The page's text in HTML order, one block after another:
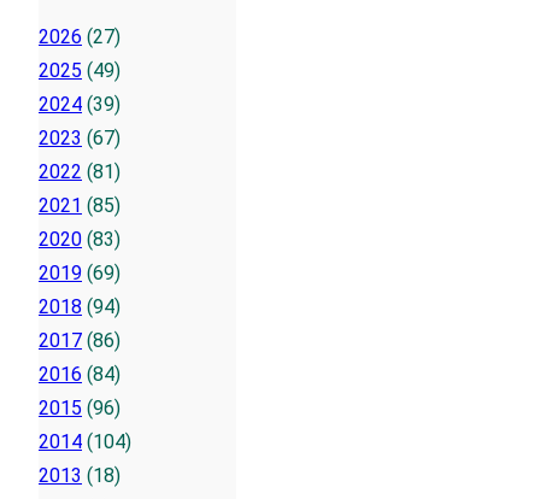
2026 (27)
2025 (49)
2024 (39)
2023 (67)
2022 (81)
2021 (85)
2020 (83)
2019 (69)
2018 (94)
2017 (86)
2016 (84)
2015 (96)
2014 (104)
2013 (18)